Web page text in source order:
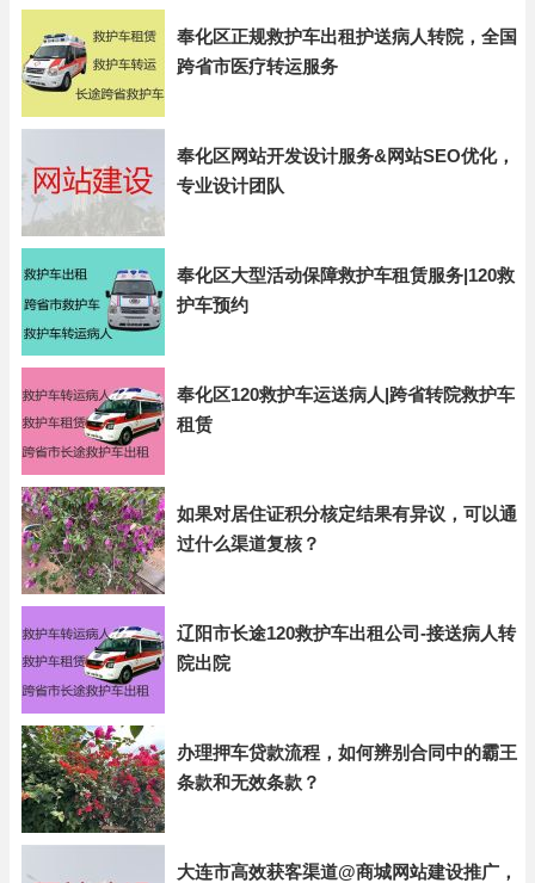
奉化区正规救护车出租护送病人转院，全国
跨省市医疗转运服务
奉化区网站开发设计服务&网站SEO优化，
专业设计团队
奉化区大型活动保障救护车租赁服务|120救
护车预约
奉化区120救护车运送病人|跨省转院救护车
租赁
如果对居住证积分核定结果有异议，可以通
过什么渠道复核？
辽阳市长途120救护车出租公司-接送病人转
院出院
办理押车贷款流程，如何辨别合同中的霸王
条款和无效条款？
大连市高效获客渠道@商城网站建设推广，